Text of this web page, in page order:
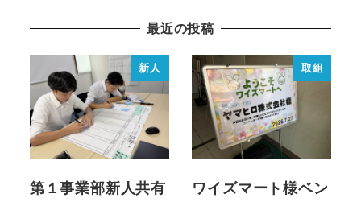
最近の投稿
新人
第１事業部新人共有
取組
ワイズマート様ベン